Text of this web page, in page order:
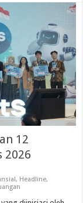
12
2026
, Headline,